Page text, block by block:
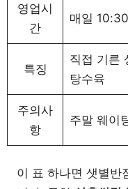
영업시
간
매일
특징
직접 기른
탕수육
주의사
항
주말 웨이
이 표 하나면 샛별반